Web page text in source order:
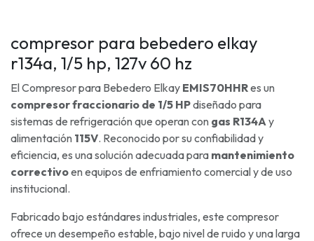
compresor para bebedero elkay
r134a, 1/5 hp, 127v 60 hz
El Compresor para Bebedero Elkay EMIS70HHRes un
compresor fraccionario de 1/5 HPdiseñado para
sistemas de refrigeración que operan con gas R134A y
alimentación 115V. Reconocido por su confiabilidad y
eficiencia, es una solución adecuada para mantenimiento
correctivoen equipos de enfriamiento comercial y de uso
institucional.
Fabricado bajo estándares industriales, este compresor
ofrece un desempeño estable, bajo nivel de ruido y una larga